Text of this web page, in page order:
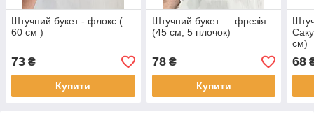
Штучний букет - флокс (
60 см )
73 ₴
Купити
Штучний букет — фрезія
(45 см, 5 гілочок)
78₴
Купити
см)
68